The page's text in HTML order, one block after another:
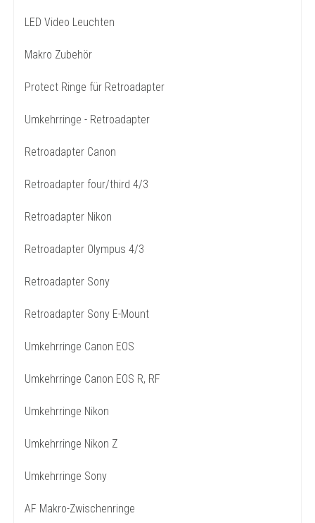
LED Video Leuchten
Makro Zubehör
Protect Ringe für Retroadapter
Umkehrringe - Retroadapter
Retroadapter Canon
Retroadapter four/third 4/3
Retroadapter Nikon
Retroadapter Olympus 4/3
Retroadapter Sony
Retroadapter Sony E-Mount
Umkehrringe Canon EOS
Umkehrringe Canon EOS R, RF
Umkehrringe Nikon
Umkehrringe Nikon Z
Umkehrringe Sony
AF Makro-Zwischenringe